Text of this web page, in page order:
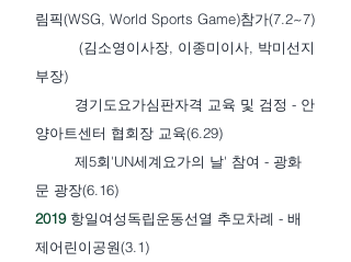
림픽(WSG, World Sports Game)참가(7.2~7)
(김소영이사장, 이종미이사, 박미선지
부장)
경기도요가심판자격 교육 및 검정 - 안
양아트센터 협회장 교육(6.29)
제5회'UN세계요가의 날' 참여 - 광화
문 광장(6.16)
2019항일여성독립운동선열 추모차례 - 배
제어린이공원(3.1)